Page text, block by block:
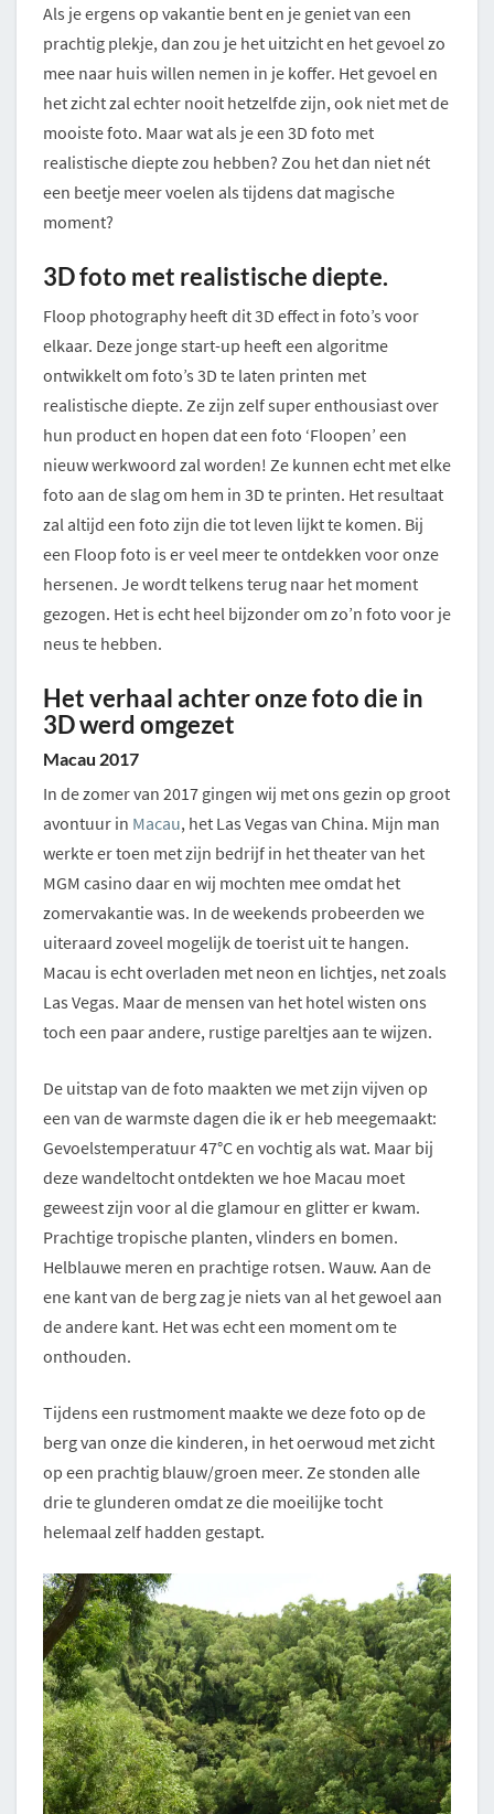
Als je ergens op vakantie bent en je geniet van een
prachtig plekje, dan zou je het uitzicht en het gevoel zo
mee naar huis willen nemen in je koffer. Het gevoel en
het zicht zal echter nooit hetzelfde zijn, ook niet met de
mooiste foto. Maar wat als je een 3D foto met
realistische diepte zou hebben? Zou het dan niet nét
een beetje meer voelen als tijdens dat magische
moment?
3D foto met realistische diepte.
Floop photography heeft dit 3D effect in foto’s voor
elkaar. Deze jonge start-up heeft een algoritme
ontwikkelt om foto’s 3D te laten printen met
realistische diepte. Ze zijn zelf super enthousiast over
hun product en hopen dat een foto ‘Floopen’ een
nieuw werkwoord zal worden! Ze kunnen echt met elke
foto aan de slag om hem in 3D te printen. Het resultaat
zal altijd een foto zijn die tot leven lijkt te komen. Bij
een Floop foto is er veel meer te ontdekken voor onze
hersenen. Je wordt telkens terug naar het moment
gezogen. Het is echt heel bijzonder om zo’n foto voor je
neus te hebben.
Het verhaal achter onze foto die in
3D werd omgezet
Macau 2017
In de zomer van 2017 gingen wij met ons gezin op groot
avontuur in Macau, het Las Vegas van China. Mijn man
werkte er toen met zijn bedrijf in het theater van het
MGM casino daar en wij mochten mee omdat het
zomervakantie was. In de weekends probeerden we
uiteraard zoveel mogelijk de toerist uit te hangen.
Macau is echt overladen met neon en lichtjes, net zoals
Las Vegas. Maar de mensen van het hotel wisten ons
toch een paar andere, rustige pareltjes aan te wijzen.
De uitstap van de foto maakten we met zijn vijven op
een van de warmste dagen die ik er heb meegemaakt:
Gevoelstemperatuur 47°C en vochtig als wat. Maar bij
deze wandeltocht ontdekten we hoe Macau moet
geweest zijn voor al die glamour en glitter er kwam.
Prachtige tropische planten, vlinders en bomen.
Helblauwe meren en prachtige rotsen. Wauw. Aan de
ene kant van de berg zag je niets van al het gewoel aan
de andere kant. Het was echt een moment om te
onthouden.
Tijdens een rustmoment maakte we deze foto op de
berg van onze die kinderen, in het oerwoud met zicht
op een prachtig blauw/groen meer. Ze stonden alle
drie te glunderen omdat ze die moeilijke tocht
helemaal zelf hadden gestapt.